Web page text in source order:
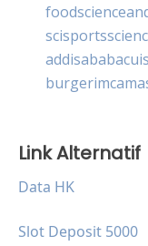
Link Alternatif
Data HK
Slot Deposit 5000